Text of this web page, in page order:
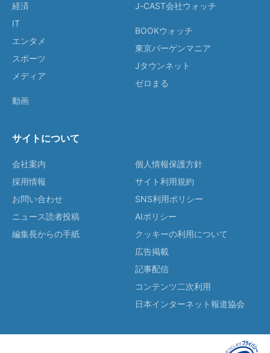
経済
IT
エンタメ
スポーツ
メディア
動画
J-CAST会社ウォッチ
BOOKウォッチ
東京バーゲンマニア
Jタウンネット
ゼロまる
サイトについて
会社案内
採用情報
お問い合わせ
ニュース読者投稿
編集長からの手紙
個人情報保護方針
サイト利用規約
SNS利用ポリシー
AIポリシー
クッキーの利用について
広告掲載
記事配信
コンテンツ二次利用
日本インターネット報道協会